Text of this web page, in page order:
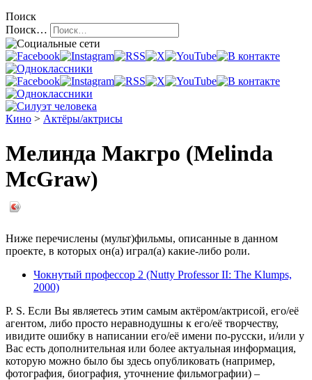
Поиск
Поиск…
Кино > Актёры/актрисы
Мелинда Макгро (Melinda
McGraw)
Ниже перечислены (мульт)фильмы, описанные в данном
проекте, в которых он(а) играл(а) какие-либо роли.
Чокнутый профессор 2 (Nutty Professor II: The Klumps,
2000)
P. S. Если Вы являетесь этим самым актёром/актрисой, его/её
агентом, либо просто неравнодушны к его/её творчеству,
ивидите ошибку в написании его/её имени по-русски, и/или у
Вас есть дополнительная или более актуальная информация,
которую можно было бы здесь опубликовать (например,
фотография, биография, уточнение фильмографии) –